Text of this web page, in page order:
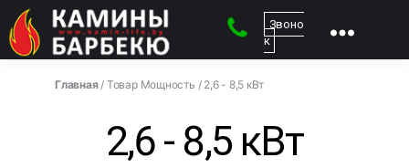
Звоно
к
Главная/ Товар Мощность / 2,6 - 8,5 кВт
2,6 - 8,5 кВт